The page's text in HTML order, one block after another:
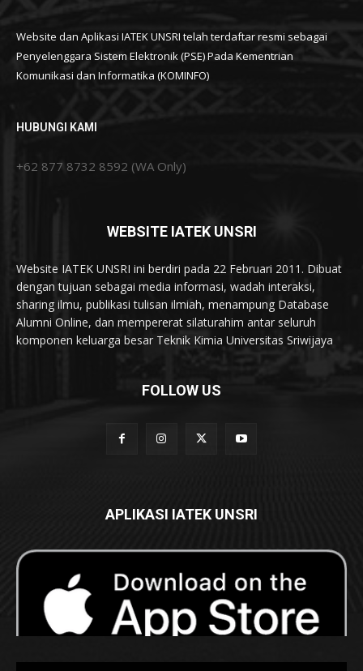
Website dan Aplikasi IATEK UNSRI telah terdaftar resmi sebagai
Penyelenggara Sistem Elektronik (PSE) Pada Kementrian
Komunikasi dan Informatika (KOMINFO)
HUBUNGI KAMI
+62 877 8732 8592 (WA Only)
WEBSITE IATEK UNSRI
Website IATEK UNSRI ini berdiri pada 22 Februari 2011. Dibuat
dengan tujuan sebagai media informasi, wadah interaksi,
sharing ilmu, publikasi tulisan ilmiah, menampung Database
Alumni Online, dan mempererat silaturahim antar seluruh
komponen keluarga besar Teknik Kimia Universitas Sriwijaya
FOLLOW US
APLIKASI IATEK UNSRI